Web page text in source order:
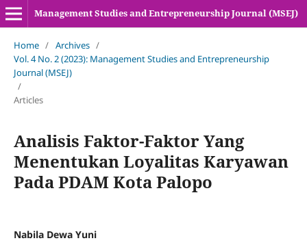
Management Studies and Entrepreneurship Journal (MSEJ)
Home / Archives /
Vol. 4 No. 2 (2023): Management Studies and Entrepreneurship
Journal (MSEJ)
/
Articles
Analisis Faktor-Faktor Yang
Menentukan Loyalitas Karyawan
Pada PDAM Kota Palopo
Nabila Dewa Yuni